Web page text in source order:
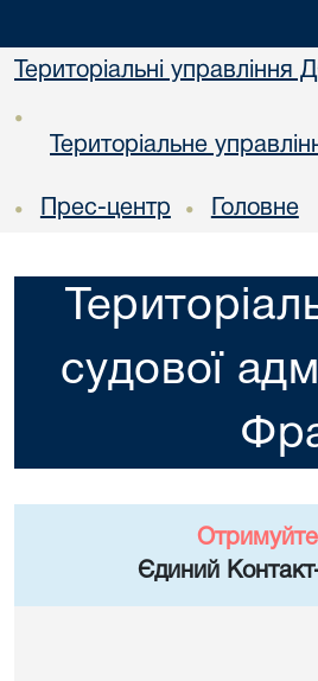
Територіальні управління
•
Територіальне
• Прес-центр • Головне
судової
Єдиний